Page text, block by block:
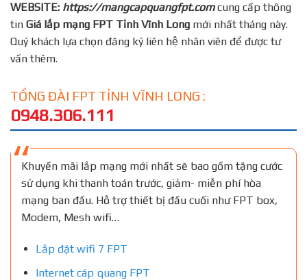
WEBSITE: https://mangcapquangfpt.comcung cấp thông
tin Giá lắp mạng FPT Tỉnh Vĩnh Long mới nhất tháng này.
Quý khách lựa chọn đăng ký liên hệ nhân viên để được tư
vấn thêm.
TỔNG ĐÀI FPT TỈNH VĨNH LONG :
0948.306.111
Khuyến mãi lắp mạng mới nhất sẽ bao gồm tặng cước
sử dụng khi thanh toán trước, giảm- miễn phí hòa
mạng ban đầu. Hỗ trợ thiết bị đầu cuối như FPT box,
Modem, Mesh wifi…
Lắp đặt wifi 7 FPT
Internet cáp quang FPT